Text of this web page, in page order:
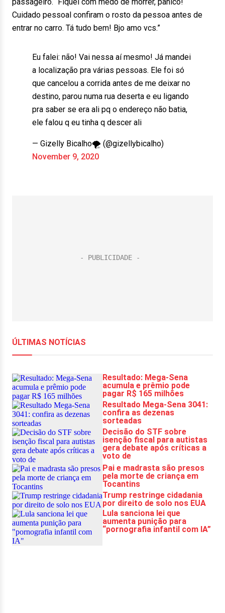
Cuidado pessoal confiram o rosto da pessoa antes de
entrar no carro. Tá tudo bem! Bjo amo vcs.”
Eu falei: não! Vai nessa aí mesmo! Já mandei
a localização pra várias pessoas. Ele foi só
que cancelou a corrida antes de me deixar no
destino, parou numa rua deserta e eu ligando
pra saber se era ali pq o endereço não batia,
ele falou q eu tinha q descer ali
— Gizelly Bicalho🌪 (@gizellybicalho)
November 9, 2020